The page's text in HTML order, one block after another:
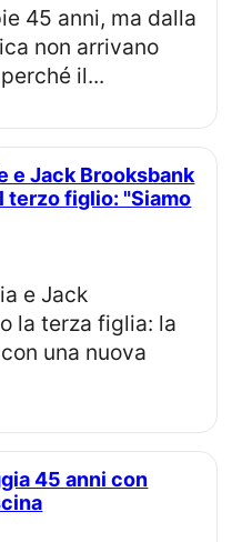
non arrivano
il...
terzo figlio: "Siamo
la terza figlia: la
una nuova